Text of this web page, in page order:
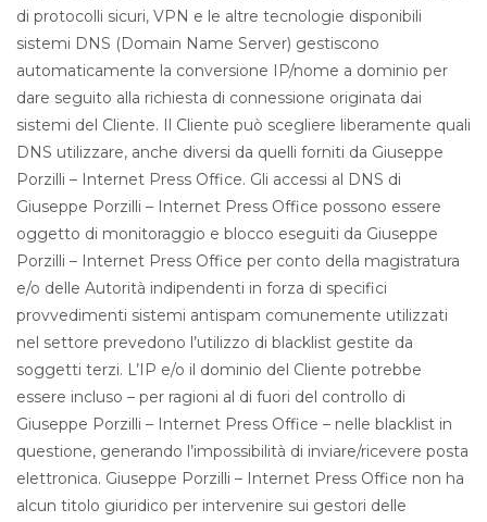
di protocolli sicuri, VPN e le altre tecnologie disponibili
sistemi DNS (Domain Name Server) gestiscono
automaticamente la conversione IP/nome a dominio per
dare seguito alla richiesta di connessione originata dai
sistemi del Cliente. Il Cliente può scegliere liberamente quali
DNS utilizzare, anche diversi da quelli forniti da Giuseppe
Porzilli – Internet Press Office. Gli accessi al DNS di
Giuseppe Porzilli – Internet Press Office possono essere
oggetto di monitoraggio e blocco eseguiti da Giuseppe
Porzilli – Internet Press Office per conto della magistratura
e/o delle Autorità indipendenti in forza di specifici
provvedimenti sistemi antispam comunemente utilizzati
nel settore prevedono l’utilizzo di blacklist gestite da
soggetti terzi. L’IP e/o il dominio del Cliente potrebbe
essere incluso – per ragioni al di fuori del controllo di
Giuseppe Porzilli – Internet Press Office – nelle blacklist in
questione, generando l’impossibilità di inviare/ricevere posta
elettronica. Giuseppe Porzilli – Internet Press Office non ha
alcun titolo giuridico per intervenire sui gestori delle